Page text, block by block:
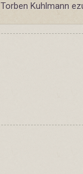
Kuhlmann